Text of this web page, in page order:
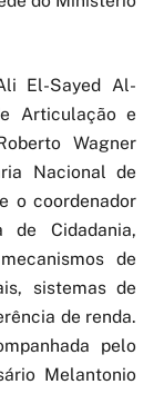
El-Sayed Al-
Articulação e
Wagner
Nacional de
o coordenador
de Cidadania,
de
sistemas de
de renda.
pelo
Melantonio